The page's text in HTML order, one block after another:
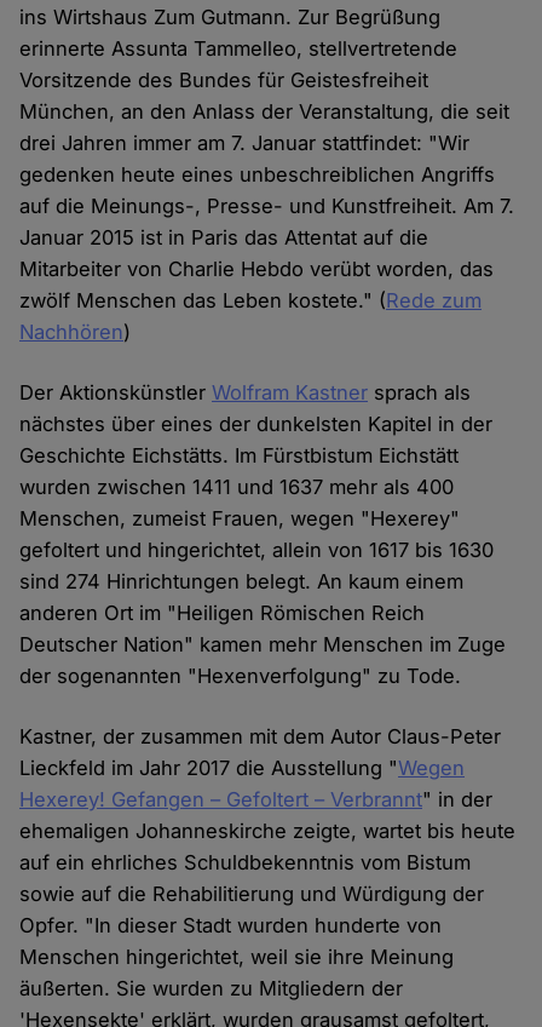
ins Wirtshaus Zum Gutmann. Zur Begrüßung
erinnerte Assunta Tammelleo, stellvertretende
Vorsitzende des Bundes für Geistesfreiheit
München, an den Anlass der Veranstaltung, die seit
drei Jahren immer am 7. Januar stattfindet: "Wir
gedenken heute eines unbeschreiblichen Angriffs
auf die Meinungs-, Presse- und Kunstfreiheit. Am 7.
Januar 2015 ist in Paris das Attentat auf die
Mitarbeiter von Charlie Hebdo verübt worden, das
zwölf Menschen das Leben kostete." (Rede zum
Nachhören)
Der AktionskünstlerWolfram Kastner sprach als
nächstes über eines der dunkelsten Kapitel in der
Geschichte Eichstätts. Im Fürstbistum Eichstätt
wurden zwischen 1411 und 1637 mehr als 400
Menschen, zumeist Frauen, wegen "Hexerey"
gefoltert und hingerichtet, allein von 1617 bis 1630
sind 274 Hinrichtungen belegt. An kaum einem
anderen Ort im "Heiligen Römischen Reich
Deutscher Nation" kamen mehr Menschen im Zuge
der sogenannten "Hexenverfolgung" zu Tode.
Kastner, der zusammen mit dem Autor Claus-Peter
Lieckfeld im Jahr 2017 die Ausstellung "Wegen
Hexerey! Gefangen – Gefoltert – Verbrannt" in der
ehemaligen Johanneskirche zeigte, wartet bis heute
auf ein ehrliches Schuldbekenntnis vom Bistum
sowie auf die Rehabilitierung und Würdigung der
Opfer. "In dieser Stadt wurden hunderte von
Menschen hingerichtet, weil sie ihre Meinung
äußerten. Sie wurden zu Mitgliedern der
'Hexensekte' erklärt, wurden grausamst gefoltert,